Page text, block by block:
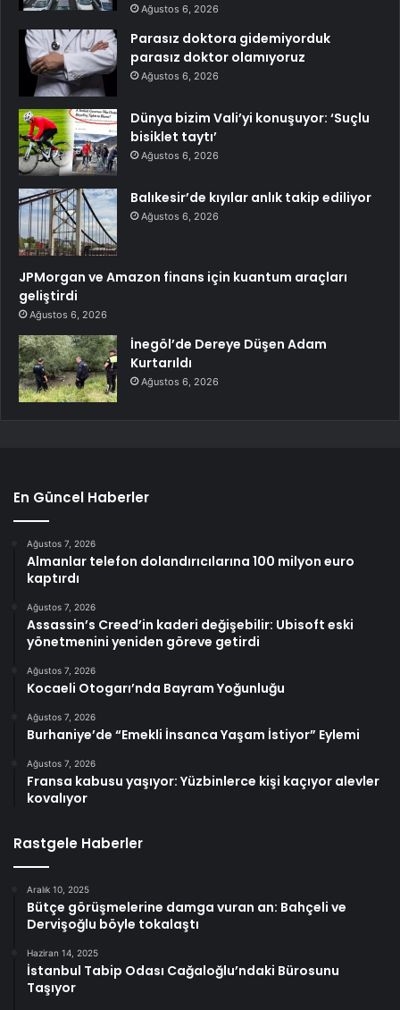
Ağustos 6, 2026
Parasız doktora gidemiyorduk
parasız doktor olamıyoruz
Ağustos 6, 2026
Dünya bizim Vali’yi konuşuyor: ‘Suçlu
bisiklet taytı’
Ağustos 6, 2026
Balıkesir’de kıyılar anlık takip ediliyor
Ağustos 6, 2026
JPMorgan ve Amazon finans için kuantum araçları
geliştirdi
Ağustos 6, 2026
İnegöl’de Dereye Düşen Adam
Kurtarıldı
Ağustos 6, 2026
En Güncel Haberler
Ağustos 7, 2026
Almanlar telefon dolandırıcılarına 100 milyon euro
kaptırdı
Ağustos 7, 2026
Assassin’s Creed’in kaderi değişebilir: Ubisoft eski
yönetmenini yeniden göreve getirdi
Ağustos 7, 2026
Kocaeli Otogarı’nda Bayram Yoğunluğu
Ağustos 7, 2026
Burhaniye’de “Emekli İnsanca Yaşam İstiyor” Eylemi
Ağustos 7, 2026
Fransa kabusu yaşıyor: Yüzbinlerce kişi kaçıyor alevler
kovalıyor
Rastgele Haberler
Aralık 10, 2025
Bütçe görüşmelerine damga vuran an: Bahçeli ve
Dervişoğlu böyle tokalaştı
Haziran 14, 2025
İstanbul Tabip Odası Cağaloğlu’ndaki Bürosunu
Taşıyor